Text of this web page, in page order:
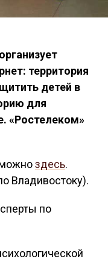
территория
детей в
для
«Ростелеком»
можноздесь.
Владивостоку).
по